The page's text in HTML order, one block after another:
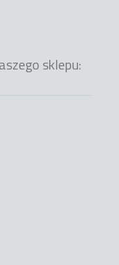
sklepu: